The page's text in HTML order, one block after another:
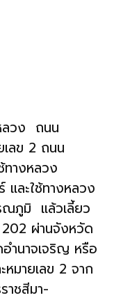
ลวง ถนน
ลข 2 ถนน
างหลวง
และใช้ทางหลวง
ณภูมิ แล้วเลี้ยว
202 ผ่านจังหวัด
ำนาจเจริญ หรือ
หมายเลข 2 จาก
าชสีมา-